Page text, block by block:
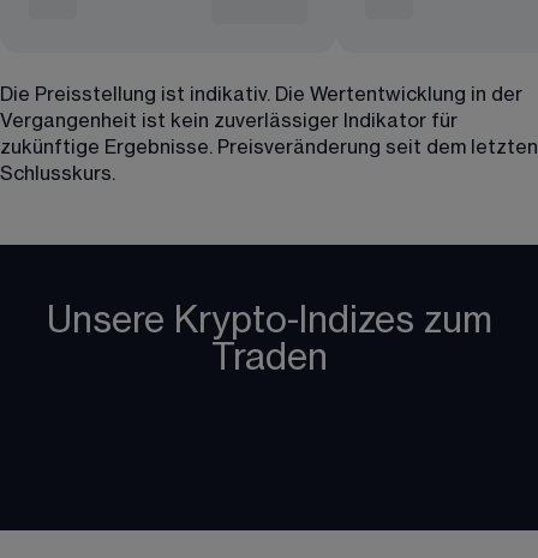
Die Preisstellung ist indikativ. Die Wertentwicklung in der
Vergangenheit ist kein zuverlässiger Indikator für
zukünftige Ergebnisse. Preisveränderung seit dem letzten
Schlusskurs.
Unsere Krypto-Indizes zum
Traden